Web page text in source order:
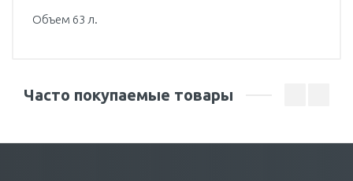
Объем 63 л.
Часто покупаемые товары